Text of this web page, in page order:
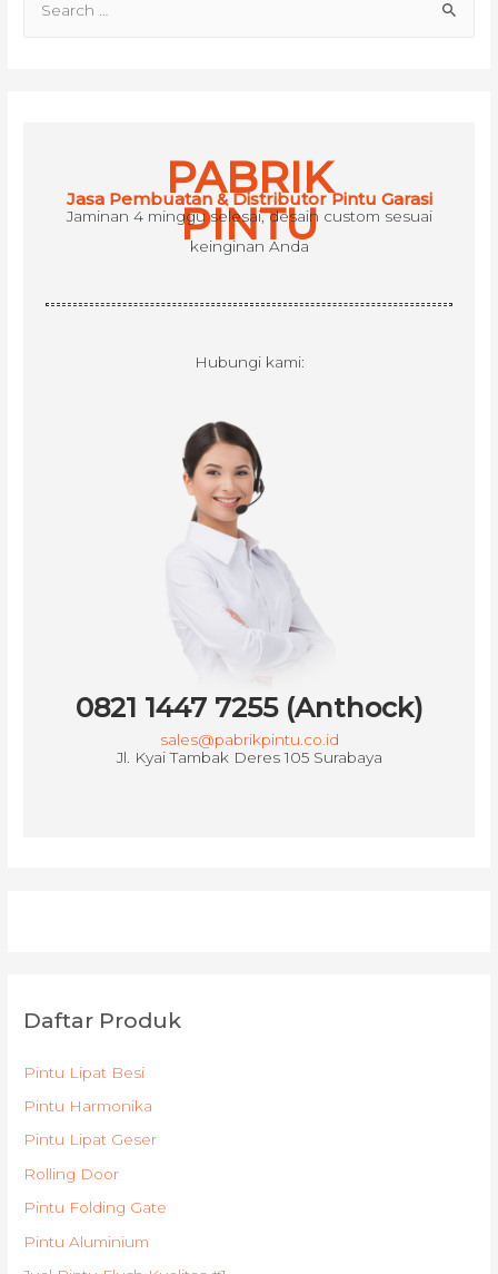
PABRIK
PINTU
Jasa Pembuatan & Distributor Pintu Garasi
Jaminan 4 minggu selesai, desain custom sesuai
keinginan Anda
Hubungi kami:
0821 1447 7255 (Anthock)
sales@pabrikpintu.co.id
Jl. Kyai Tambak Deres 105 Surabaya
Daftar Produk
Pintu Lipat Besi
Pintu Harmonika
Pintu Lipat Geser
Rolling Door
Pintu Folding Gate
Pintu Aluminium